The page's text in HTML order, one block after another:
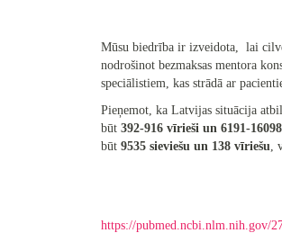
Mūsu biedrība ir izveidota, lai
nodrošinot bezmaksas mentora
speciālistiem, kas strādā ar
Pieņemot, ka Latvijas situācija
būt 392-916 vīrieši un 6191-
būt 9535 sieviešu un 138 vīriešu,
https://pubmed.ncbi.nlm.nih.gov/